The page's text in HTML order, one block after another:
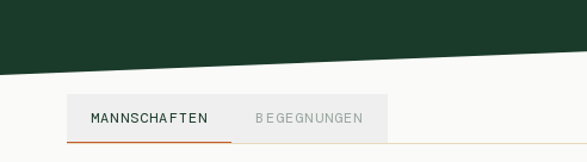
MANNSCHAFTEN BEGEGNUNGEN